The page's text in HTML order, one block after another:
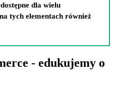
dla wielu
tych elementach również
- edukujemy o